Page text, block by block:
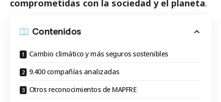
comprometidas con la sociedad y el planeta.
Contenidos
Cambio climático y más seguros sostenibles
9.400 compañías analizadas
Otros reconocimientos de MAPFRE